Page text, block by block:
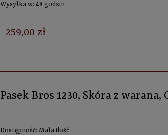
Wysyłka w: 48 godzin
259,00 zł
Pasek Bros 1230, Skóra z
Dostępność: Mała ilość